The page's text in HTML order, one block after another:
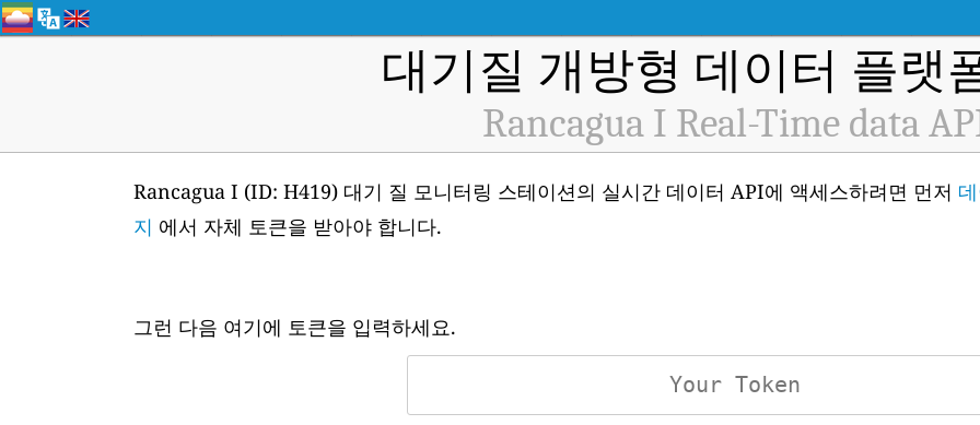
대기질 개방형 데이터 플랫
Rancagua I Real-Time data
Rancagua I (ID: H419) 대기 질 모니터링 스테이션의 실시간 데이터 API에 액세스하려면 먼저
지 에서 자체 토큰을 받아야 합니다.
그런 다음 여기에 토큰을 입력하세요.